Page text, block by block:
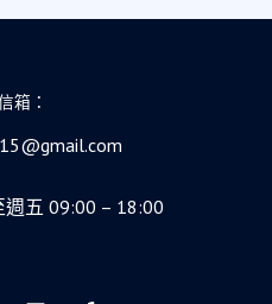
箱：
週五 09:00 – 18:00